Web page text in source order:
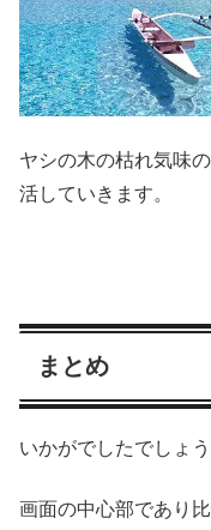
ヤシの木の枯れ気味
活していきます。
まとめ
いかがでしたでしょ
画面の中心部であり